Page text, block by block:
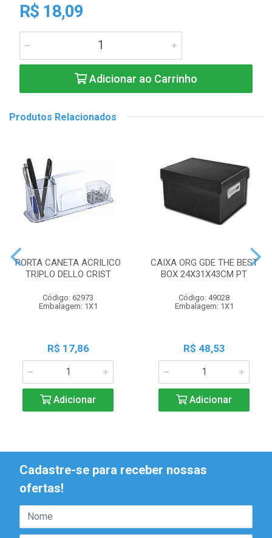
R$ 18,09
Adicionar ao Carrinho
Produtos Relacionados
PORTA CANETA ACRILICO
TRIPLO DELLO CRIST
Código: 62973
Embalagem: 1X1
R$ 17,86
Adicionar
CAIXA ORG GDE THE BEST
BOX 24X31X43CM PT
Código: 49028
Embalagem: 1X1
R$ 48,53
Adicionar
Cadastre-se para receber nossas
ofertas!